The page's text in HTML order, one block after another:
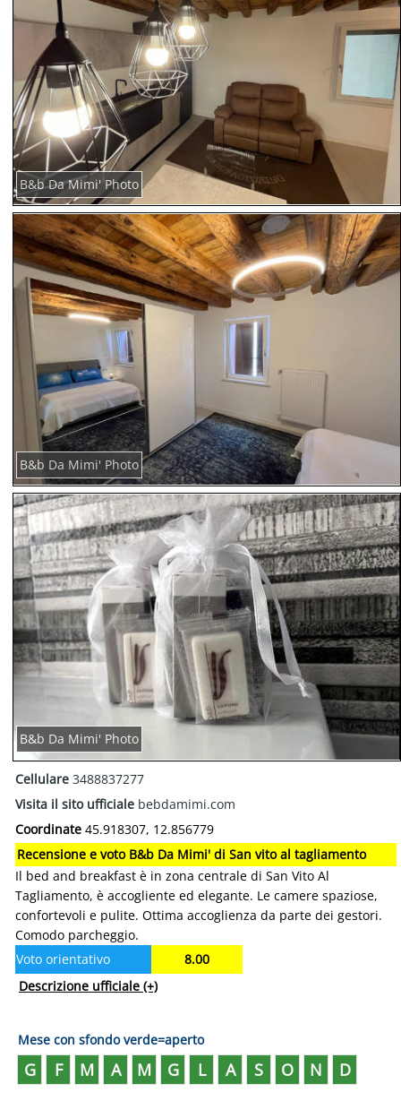
B&b Da Mimi' Photo
B&b Da Mimi' Photo
B&b Da Mimi' Photo
Cellulare 3488837277
Visita il sito ufficiale bebdamimi.com
Coordinate 45.918307, 12.856779
Recensione e voto B&b Da Mimi' di San vito al tagliamento
Il bed and breakfast è in zona centrale di San Vito Al
Tagliamento, è accogliente ed elegante. Le camere spaziose,
confortevoli e pulite. Ottima accoglienza da parte dei gestori.
Comodo parcheggio.
Voto orientativo
8.00
Descrizione ufficiale (+)
Mese con sfondo verde=aperto
G F M A M G L A S O N D